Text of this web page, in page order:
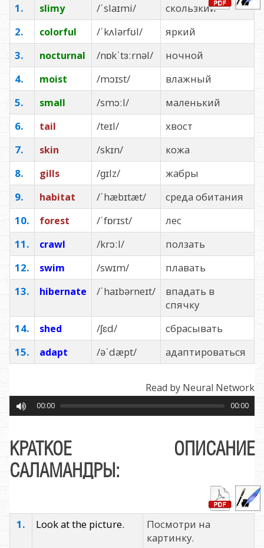
1. slimy /ˈslaɪmi/
скользкий
2.
colorful /ˈkʌlərfʊl/
яркий
3.
nocturnal /nɒkˈtɜːrnəl/
ночной
4.
moist /mɔɪst/
влажный
5.
small /smɔːl/
маленький
6.
tail /teɪl/
хвост
7.
skin /skɪn/
кожа
8.
gills /ɡɪlz/
жабры
9.
habitat /ˈhæbɪtæt/
среда обитания
10.
forest /ˈfɒrɪst/
лес
11.
crawl /krɔːl/
ползать
12.
swim /swɪm/
плавать
13.
hibernate /ˈhaɪbərneɪt/
впадать в
спячку
14.
shed /ʃɛd/
сбрасывать
15.
adapt /əˈdæpt/ адаптироваться
Read by Neural Network
00:00 00:00
КРАТКОЕ ОПИСАНИЕ
САЛАМАНДРЫ:
1. Look at the picture.
Посмотри на
картинку.